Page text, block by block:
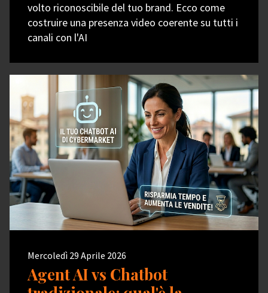
volto riconoscibile del tuo brand. Ecco come
costruire una presenza video coerente su tutti i
canali con l'AI
Mercoledì 29 Aprile 2026
Agent AI vs Chatbot